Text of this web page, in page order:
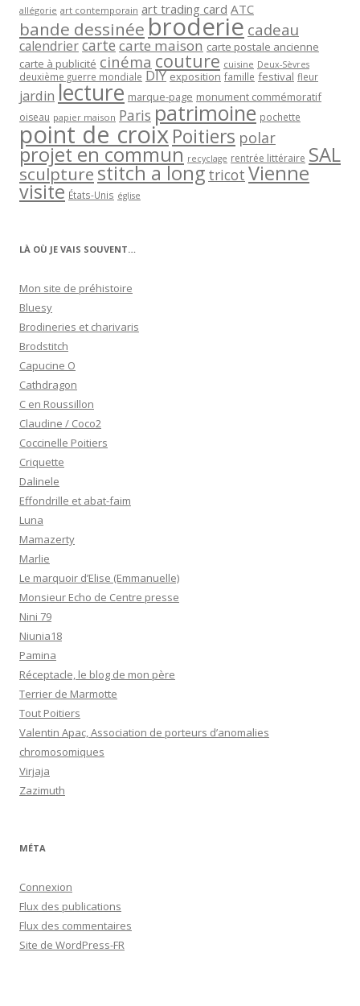
allégorie art contemporain art trading card ATC
bande dessinée broderie cadeau
calendriercartecarte maison carte postale ancienne
carte à publicité cinéma couture cuisine Deux-Sèvres
deuxième guerre mondiale DIY exposition famille festival fleur
jardin lecture marque-page monument commémoratif
oiseau papier maison Paris patrimoine pochette
point de croixPoitiers polar
projet en commun recyclage rentrée littéraire SAL
sculpturestitch a long tricot Vienne
visite États-Unis église
LÀ OÙ JE VAIS SOUVENT…
Mon site de préhistoire
Bluesy
Brodineries et charivaris
Brodstitch
Capucine O
Cathdragon
C en Roussillon
Claudine / Coco2
Coccinelle Poitiers
Criquette
Dalinele
Effondrille et abat-faim
Luna
Mamazerty
Marlie
Le marquoir d’Elise (Emmanuelle)
Monsieur Echo de Centre presse
Nini 79
Niunia18
Pamina
Réceptacle, le blog de mon père
Terrier de Marmotte
Tout Poitiers
Valentin Apac, Association de porteurs d’anomalies
chromosomiques
Virjaja
Zazimuth
MÉTA
Connexion
Flux des publications
Flux des commentaires
Site de WordPress-FR